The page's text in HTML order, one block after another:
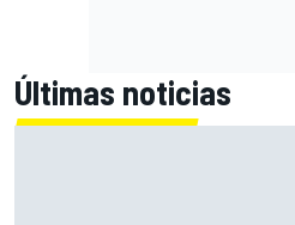
Últimas noticias